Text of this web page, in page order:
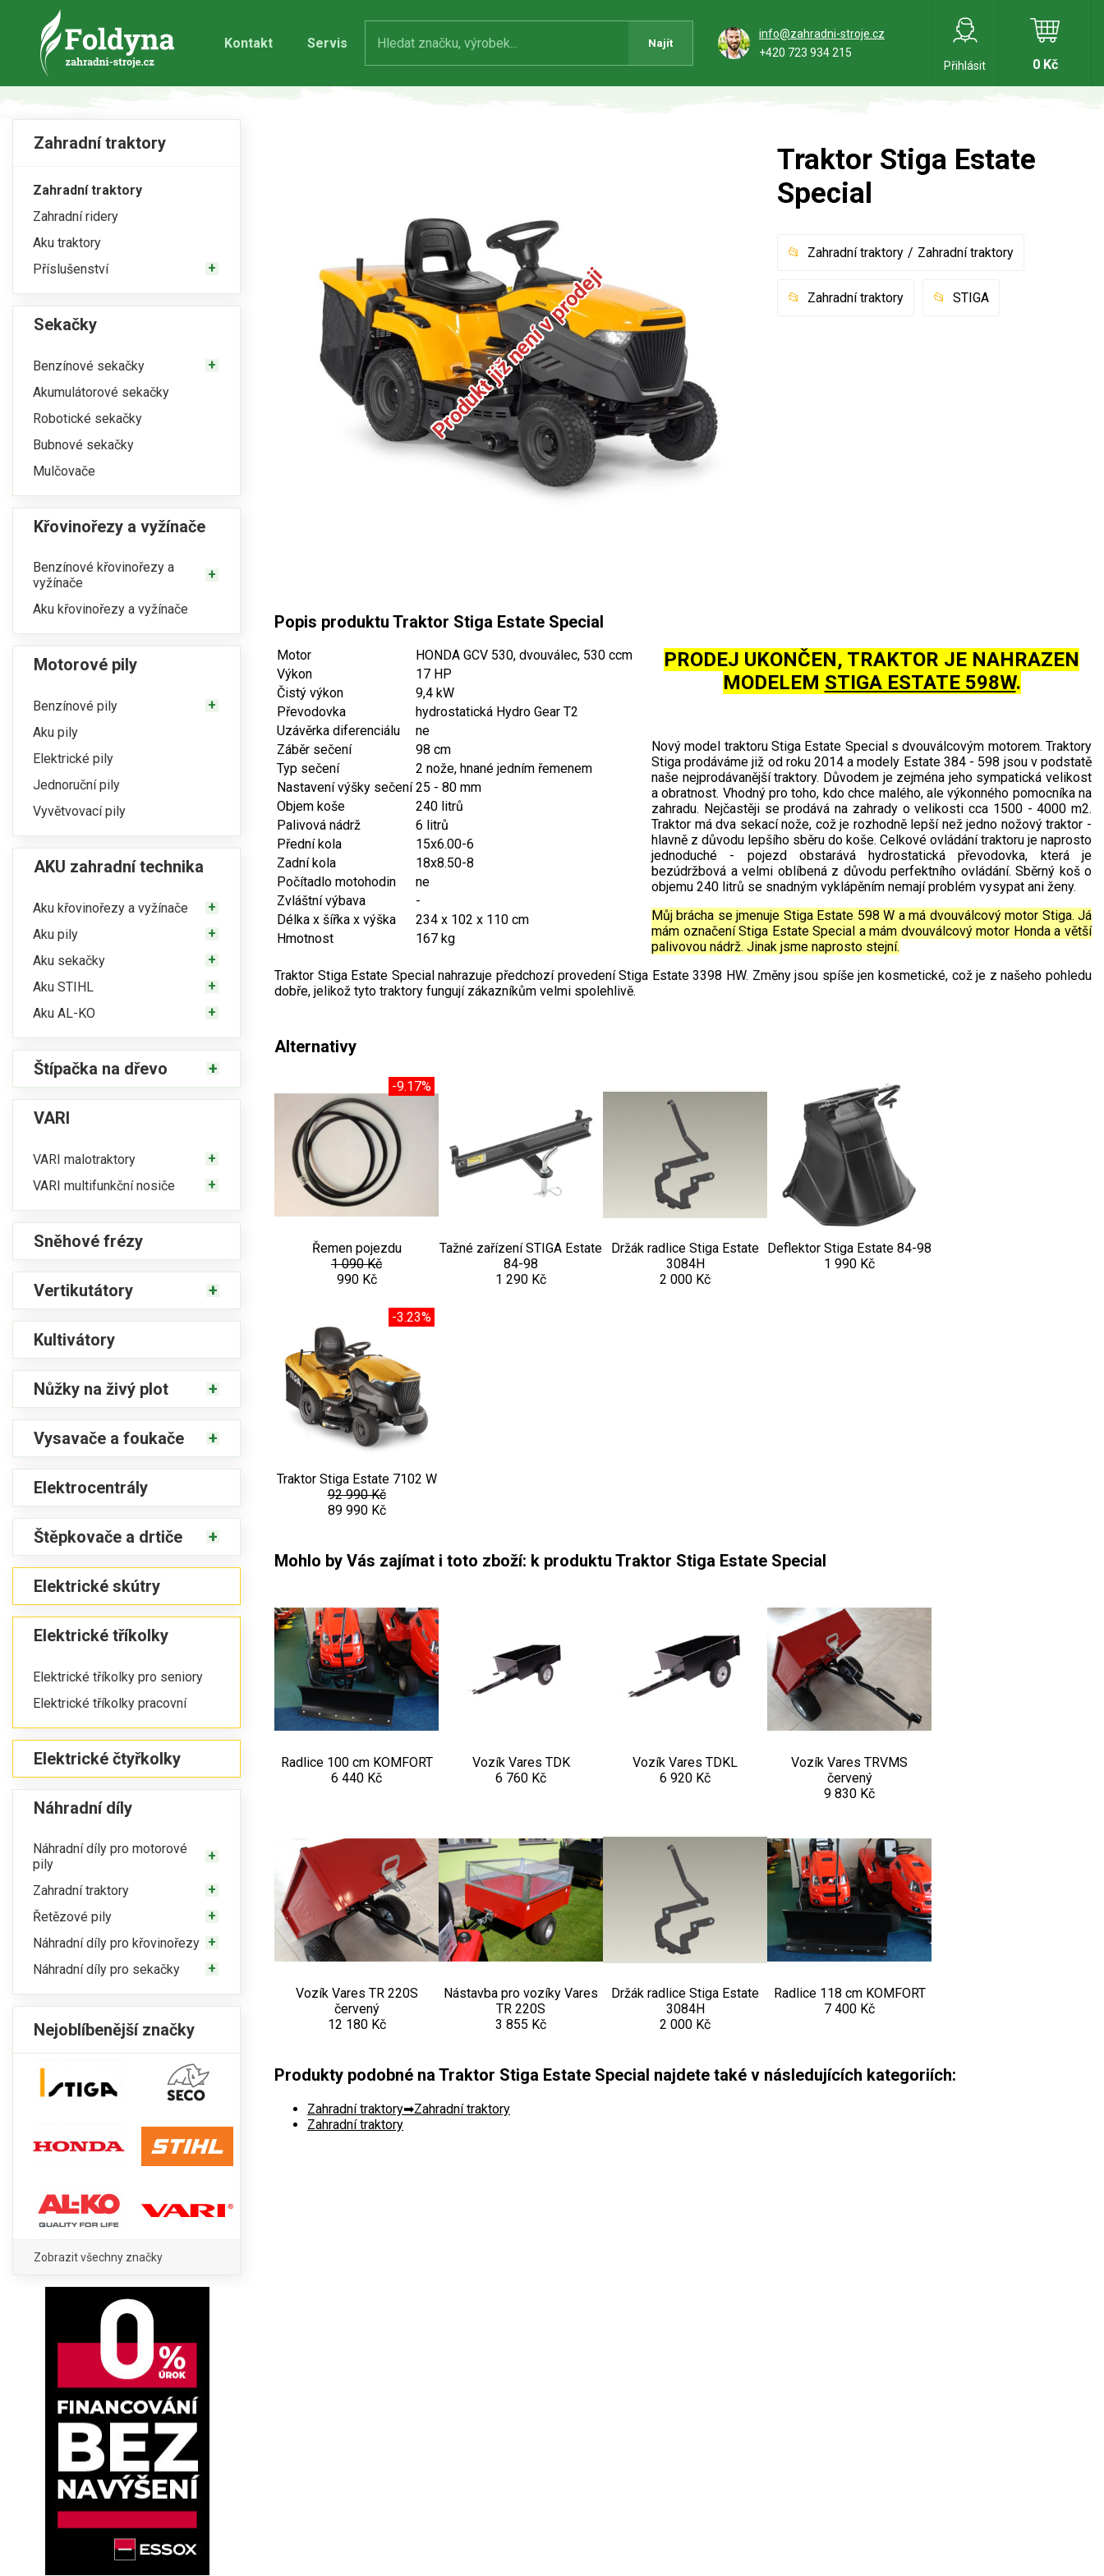
Kontakt Servis Najít
info@zahradni-stroje.cz
+420 723 934 215
Přihlásit
0 Kč
Zahradní traktory
Zahradní traktory
Zahradní ridery
Aku traktory
Příslušenství
Sekačky
Benzínové sekačky
Akumulátorové sekačky
Robotické sekačky
Bubnové sekačky
Mulčovače
Křovinořezy a vyžínače
Benzínové křovinořezy a
vyžínače
Aku křovinořezy a vyžínače
Motorové pily
Benzínové pily
Aku pily
Elektrické pily
Jednoruční pily
Vyvětvovací pily
AKU zahradní technika
Aku křovinořezy a vyžínače
Aku pily
Aku sekačky
Aku STIHL
Aku AL-KO
Štípačka na dřevo
VARI
VARI malotraktory
VARI multifunkční nosiče
Sněhové frézy
Vertikutátory
Kultivátory
Nůžky na živý plot
Vysavače a foukače
Elektrocentrály
Štěpkovače a drtiče
Elektrické skútry
Elektrické tříkolky
Elektrické tříkolky pro seniory
Elektrické tříkolky pracovní
Elektrické čtyřkolky
Náhradní díly
Náhradní díly pro motorové
pily
Zahradní traktory
Řetězové pily
Náhradní díly pro křovinořezy
Náhradní díly pro sekačky
Nejoblíbenější značky
Zobrazit všechny značky
Produkt již není v prodeji
Traktor Stiga Estate
Special
Zahradní traktory Zahradní traktory
Zahradní traktory STIGA
Popis produktu Traktor Stiga Estate Special
Motor
HONDA GCV 530, dvouválec, 530 ccm
Výkon
17 HP
Čistý výkon
9,4 kW
Převodovka
hydrostatická Hydro Gear T2
Uzávěrka diferenciálu
ne
Záběr sečení
98 cm
Typ sečení
2 nože, hnané jedním řemenem
Nastavení výšky sečení 25 - 80 mm
Objem koše
240 litrů
Palivová nádrž
6 litrů
Přední kola
15x6.00-6
Zadní kola
18x8.50-8
Počítadlo motohodin
ne
Zvláštní výbava
-
Délka x šířka x výška
234 x 102 x 110 cm
Hmotnost
167 kg
PRODEJ UKONČEN, TRAKTOR JE NAHRAZEN
MODELEM STIGA ESTATE 598W.
Nový model traktoru Stiga Estate Special s dvouválcovým motorem. Traktory
Stiga prodáváme již od roku 2014 a modely Estate 384 - 598 jsou v podstatě
naše nejprodávanější traktory. Důvodem je zejména jeho sympatická velikost
a obratnost. Vhodný pro toho, kdo chce malého, ale výkonného pomocníka na
zahradu. Nejčastěji se prodává na zahrady o velikosti cca 1500 - 4000 m2.
Traktor má dva sekací nože, což je rozhodně lepší než jedno nožový traktor -
hlavně z důvodu lepšího sběru do koše. Celkové ovládání traktoru je naprosto
jednoduché - pojezd obstarává hydrostatická převodovka, která je
bezúdržbová a velmi oblíbená z důvodu perfektního ovládání. Sběrný koš o
objemu 240 litrů se snadným vyklápěním nemají problém vysypat ani ženy.
Můj brácha se jmenuje Stiga Estate 598 W a má dvouválcový motor Stiga. Já
mám označení Stiga Estate Special a mám dvouválcový motor Honda a větší
palivovou nádrž. Jinak jsme naprosto stejní.
Traktor Stiga Estate Special nahrazuje předchozí provedení Stiga Estate 3398 HW. Změny jsou spíše jen kosmetické, což je z našeho pohledu
dobře, jelikož tyto traktory fungují zákazníkům velmi spolehlivě.
Alternativy
Řemen pojezdu
-9.17%
1 090 Kč
990 Kč
Tažné zařízení STIGA Estate
84-98
1 290 Kč
Držák radlice Stiga Estate
3084H
2 000 Kč
Deflektor Stiga Estate 84-98
1 990 Kč
Traktor Stiga Estate 7102 W
-3.23%
92 990 Kč
89 990 Kč
Mohlo by Vás zajímat i toto zboží: k produktu Traktor Stiga Estate Special
Radlice 100 cm KOMFORT
6 440 Kč
Vozík Vares TDK
6 760 Kč
Vozík Vares TDKL
6 920 Kč
Vozík Vares TRVMS
červený
9 830 Kč
Vozík Vares TR 220S
červený
12 180 Kč
Nástavba pro vozíky Vares
TR 220S
3 855 Kč
Držák radlice Stiga Estate
3084H
2 000 Kč
Radlice 118 cm KOMFORT
7 400 Kč
Produkty podobné na Traktor Stiga Estate Special najdete také v následujících kategoriích:
Zahradní traktory
Zahradní traktory
Zahradní traktory